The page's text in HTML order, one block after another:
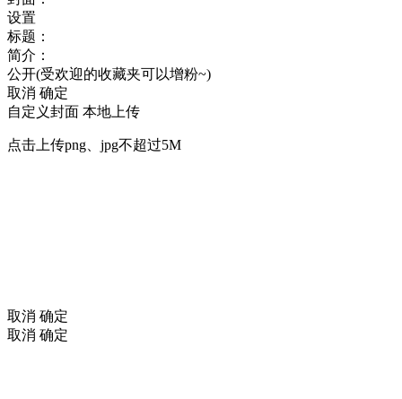
设置
标题：
简介：
公开(受欢迎的收藏夹可以增粉~)
取消 确定
自定义封面 本地上传
点击上传png、jpg不超过5M
取消 确定
取消 确定